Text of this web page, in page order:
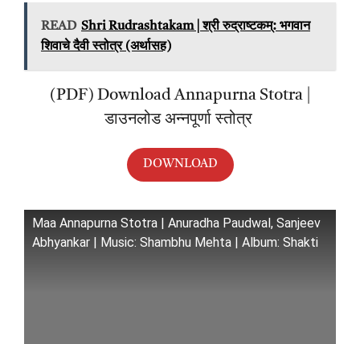
READ Shri Rudrashtakam | श्री रुद्राष्टकम्: भगवान
शिवाचे दैवी स्तोत्र (अर्थासह)
(PDF) Download Annapurna Stotra |
डाउनलोड अन्नपूर्णा स्तोत्र
DOWNLOAD
Maa Annapurna Stotra | Anuradha Paudwal, Sanjeev
Abhyankar | Music: Shambhu Mehta | Album: Shakti